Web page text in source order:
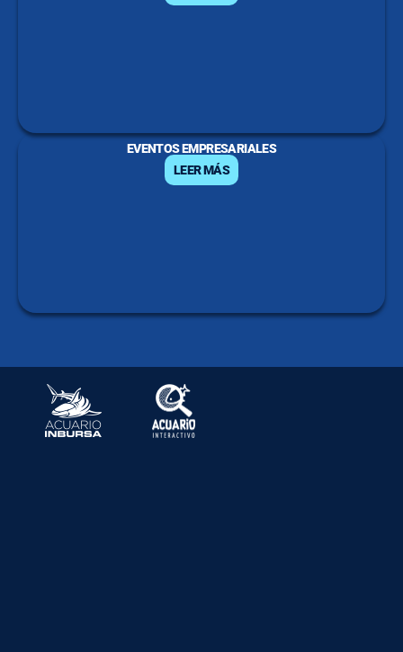
EVENTOS EMPRESARIALES
LEER MÁS